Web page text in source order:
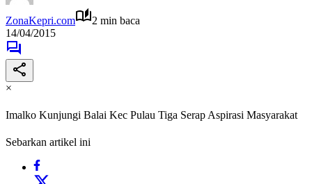
ZonaKepri.com
2 min baca
14/04/2015
×
Imalko Kunjungi Balai Kec Pulau Tiga Serap Aspirasi Masyarakat
Sebarkan artikel ini